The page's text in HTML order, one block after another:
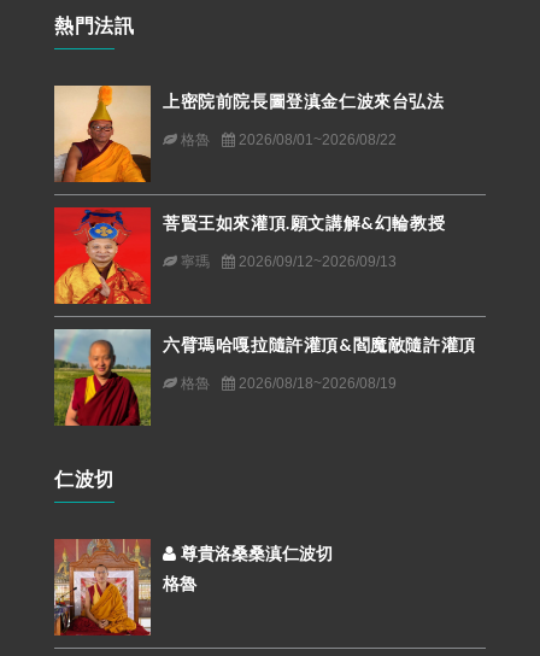
熱門法訊
上密院前院長圖登滇金仁波來台弘法
格魯 2026/08/01~2026/08/22
菩賢王如來灌頂.願文講解&幻輪教授
寧瑪 2026/09/12~2026/09/13
六臂瑪哈嘎拉隨許灌頂&閻魔敵隨許灌頂
格魯 2026/08/18~2026/08/19
仁波切
尊貴洛桑桑滇仁波切
格魯